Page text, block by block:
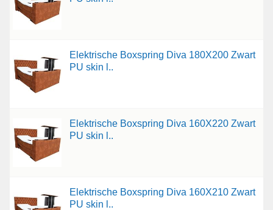
Elektrische Boxspring Diva 180X200 Zwart
PU skin l..
Elektrische Boxspring Diva 160X220 Zwart
PU skin l..
Elektrische Boxspring Diva 160X210 Zwart
PU skin l..